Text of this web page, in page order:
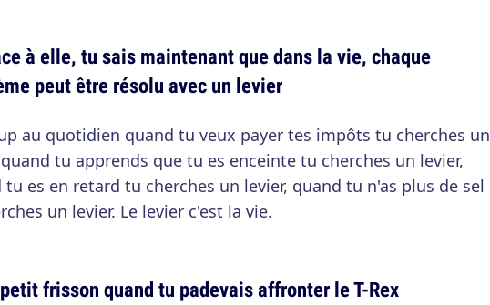
à elle, tu sais maintenant que dans la vie, chaque
peut être résolu avec un levier
au quotidien quand tu veux payer tes impôts tu cherches un
tu apprends que tu es enceinte tu cherches un levier,
tu es en retard tu cherches un levier, quand tu n'as plus de sel
un levier. Le levier c'est la vie.
frisson quand tu padevais affronter le T-Rex